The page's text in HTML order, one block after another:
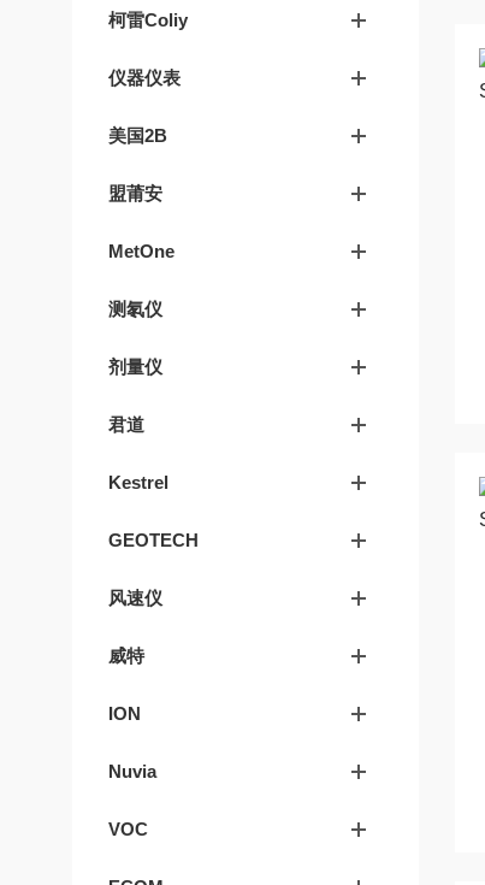
柯雷Coliy
仪器仪表
美国2B
盟莆安
MetOne
测氡仪
剂量仪
君道
Kestrel
GEOTECH
风速仪
威特
ION
Nuvia
VOC